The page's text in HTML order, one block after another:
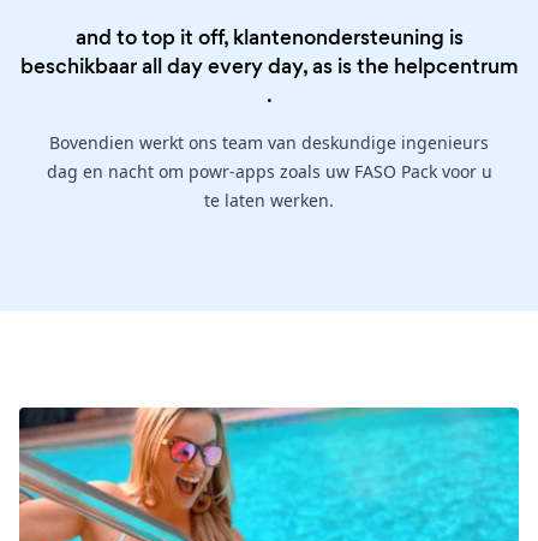
and to top it off, klantenondersteuning is
beschikbaar all day every day, as is the helpcentrum
.
Bovendien werkt ons team van deskundige ingenieurs
dag en nacht om powr-apps zoals uw FASO Pack voor u
te laten werken.